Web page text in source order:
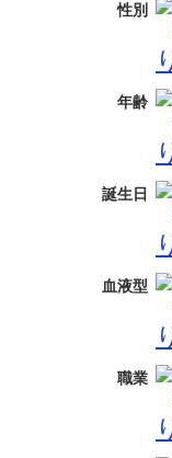
性別
年齢
誕生日
血液型
職業